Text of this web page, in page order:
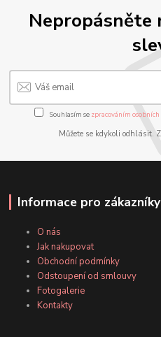
Nepropásněte
Souhlasím se zpracováním
Můžete se kdykoli odhlásit.
Informace pro zákazníky
O nás
Jak nakupovat
Obchodní podmínky
Odstoupení od smlouvy
Fotogalerie
Kontakty